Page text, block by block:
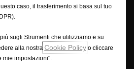
sforzo per assicurare che i contenuti di
in qualsiasi momento, senza alcun
attrezzature, specifiche, modelli e
contenute in questo sito sono destinate ai
caso, il trasferimento si basa sul tuo
sugli Strumenti che utilizziamo e su
alla nostra Cookie Policy o cliccare
mie impostazioni".